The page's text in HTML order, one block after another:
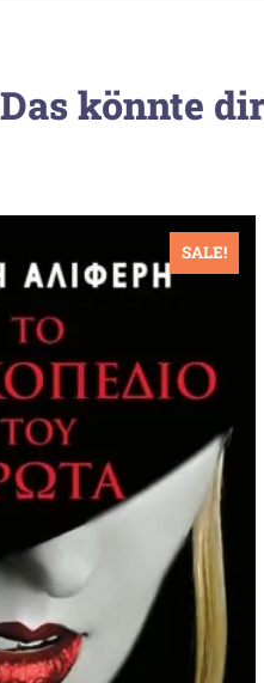
Das könnte
SALE!